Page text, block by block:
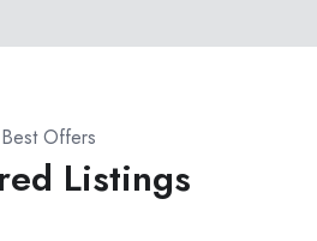
Best Offers
Listings